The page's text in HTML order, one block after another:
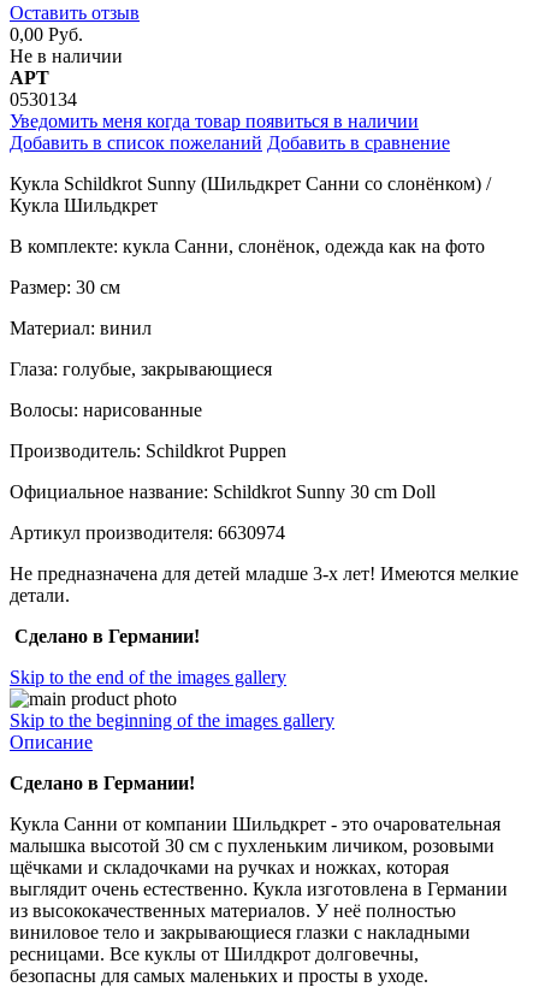
Оставить отзыв
0,00 Руб.
Не в наличии
АРТ
0530134
Уведомить меня когда товар появиться в наличии
Добавить в список пожеланий Добавить в сравнение
Кукла Schildkrot Sunny (Шильдкрет Санни со слонёнком) /
Кукла Шильдкрет
В комплекте: кукла Санни, слонёнок, одежда как на фото
Размер: 30 см
Материал: винил
Глаза: голубые, закрывающиеся
Волосы: нарисованные
Производитель: Schildkrot Puppen
Официальное название: Schildkrot Sunny 30 cm Doll
Артикул производителя: 6630974
Не предназначена для детей младше 3-х лет! Имеются мелкие
детали.
Сделано в Германии!
Skip to the end of the images gallery
Skip to the beginning of the images gallery
Описание
Сделано в Германии!
Кукла Санни от компании Шильдкрет - это очаровательная
малышка высотой 30 см с пухленьким личиком, розовыми
щёчками и складочками на ручках и ножках, которая
выглядит очень естественно. Кукла изготовлена в Германии
из высококачественных материалов. У неё полностью
виниловое тело и закрывающиеся глазки с накладными
ресницами. Все куклы от Шилдкрот долговечны,
безопасны для самых маленьких и просты в уходе.